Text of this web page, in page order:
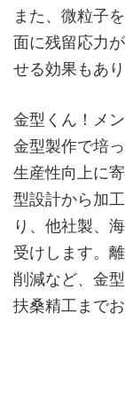
また、微粒子
面に残留応力
せる効果もあり
金型くん！メ
金型製作で培
生産性向上に
型設計から加
り、他社製、
受けします。
削減など、金
扶桑精工まで